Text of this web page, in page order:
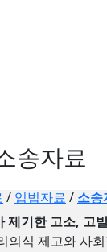
송자료
/ 입법자료 / 소송
제기한 고소, 고
의식 제고와 사